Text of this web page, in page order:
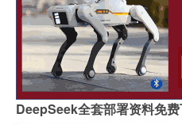
DeepSeek全套部署资料免